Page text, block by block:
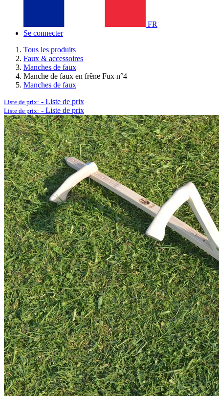
FR
Se connecter
Tous les produits
Faux & accessoires
Manches de faux
Manche de faux en frêne Fux n°4
Manches de faux
Liste de prix: - Liste de prix
Liste de prix: - Liste de prix